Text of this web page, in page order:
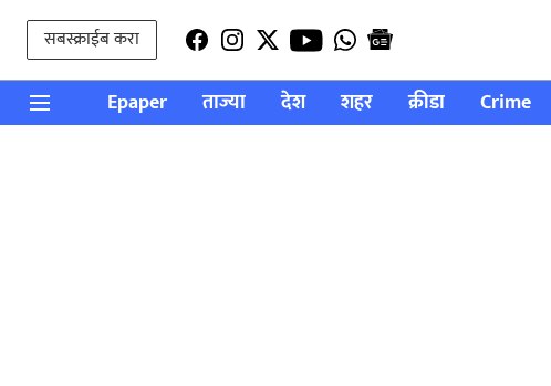
सबस्क्राईब करा
Epaper ताज्या देश शहर क्रीडा Crime